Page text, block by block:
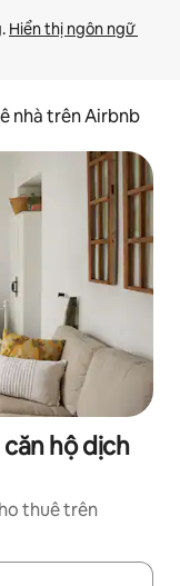
Hiển thị ngôn ngữ
nhà trên Airbnb
hộ dịch
thuê trên